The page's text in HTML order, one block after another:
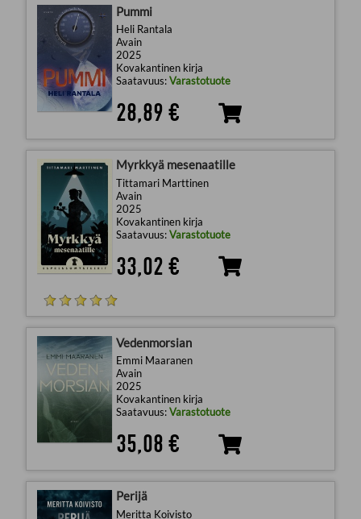
Pummi
Heli Rantala
Avain
2025
Kovakantinen kirja
Saatavuus:Varastotuote
28,89 €
Myrkkyä mesenaatille
Tittamari Marttinen
Avain
2025
Kovakantinen kirja
Saatavuus:Varastotuote
33,02 €
Vedenmorsian
Emmi Maaranen
Avain
2025
Kovakantinen kirja
Saatavuus:Varastotuote
35,08 €
Perijä
Meritta Koivisto